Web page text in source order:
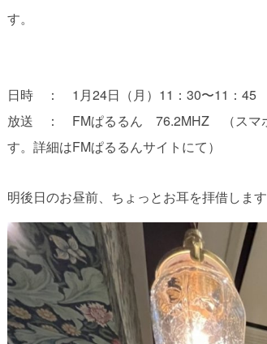
す。
日時 ： 1月24日（月）11：30〜11：45
放送 ： FMぱるるん 76.2MHZ （スマホ
す。詳細はFMぱるるんサイトにて）
明後日のお昼前、ちょっとお耳を拝借します